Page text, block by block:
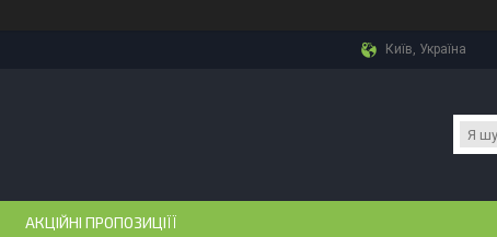
Київ, Україна
АКЦІЙНІ ПРОПОЗИЦІЇЇ